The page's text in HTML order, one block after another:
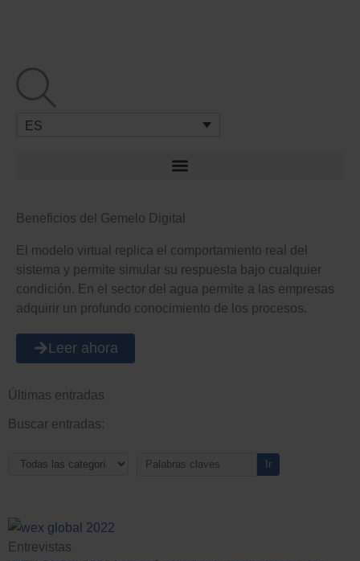
ES
Beneficios del Gemelo Digital
El modelo virtual replica el comportamiento real del
sistema y permite simular su respuesta bajo cualquier
condición. En el sector del agua permite a las empresas
adquirir un profundo conocimiento de los procesos.
Leer ahora
Últimas entradas
Buscar entradas:
Entrevistas
Página
Página
Página
Página
Página